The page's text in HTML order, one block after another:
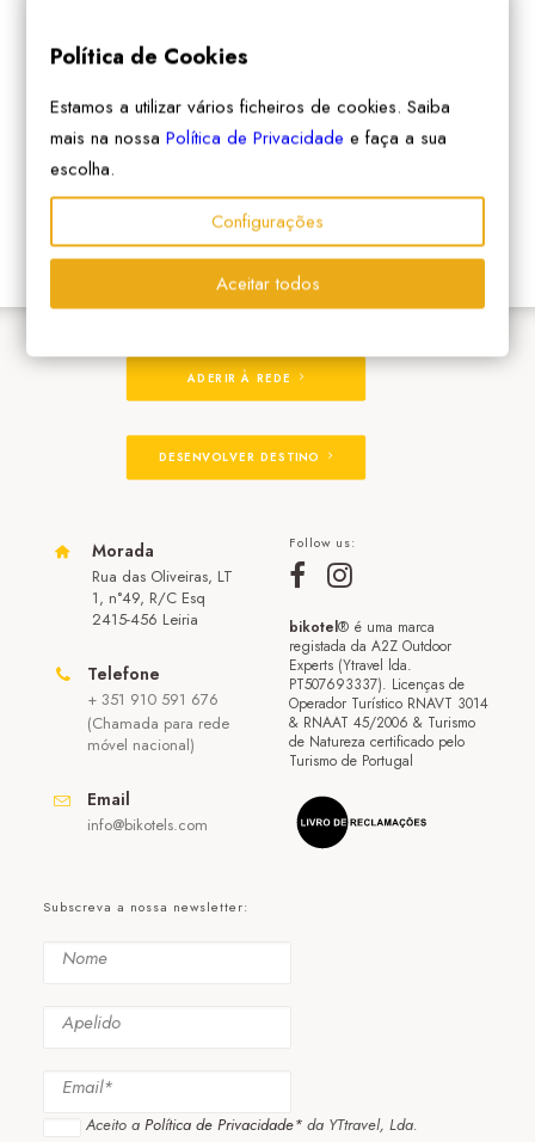
ADERIR À REDE
DESENVOLVER DESTINO
Morada
Rua das Oliveiras, LT
1, n°49, R/C Esq
2415-456 Leiria
Telefone
+ 351 910 591 676
(Chamada para rede
móvel nacional)
Email
info@bikotels.com
Follow us:
bikotel® é uma marca
registada da A2Z Outdoor
Experts (Ytravel lda.
PT507693337). Licenças de
Operador Turístico RNAVT 3014
& RNAAT 45/2006 & Turismo
de Natureza certificado pelo
Turismo de Portugal
Subscreva a nossa newsletter:
Aceito a Política de Privacidade* da YTtravel, Lda.
Política de Cookies
Estamos a utilizar vários ficheiros de cookies. Saiba
mais na nossaPolítica de Privacidade e faça a sua
escolha.
Configurações
Aceitar todos